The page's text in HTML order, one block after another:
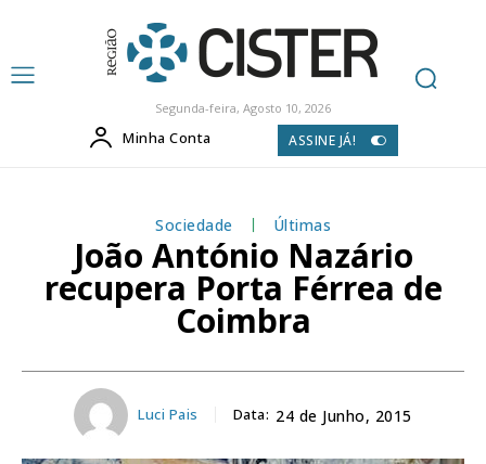
Segunda-feira, Agosto 10, 2026
Minha Conta ASSINE JÁ!
Sociedade Últimas
João António Nazário
recupera Porta Férrea de
Coimbra
Luci Pais Data: 24 de Junho, 2015